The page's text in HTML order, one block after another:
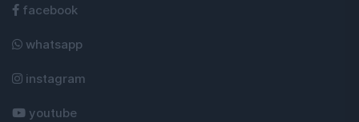
facebook
whatsapp
instagram
youtube